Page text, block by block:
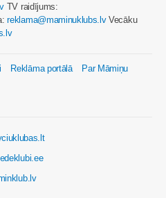
TV raidījums:
reklama@maminuklubs.lvVecāku
Reklāma portālā
Par Māmiņu